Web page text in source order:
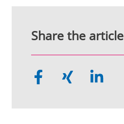
Share the article